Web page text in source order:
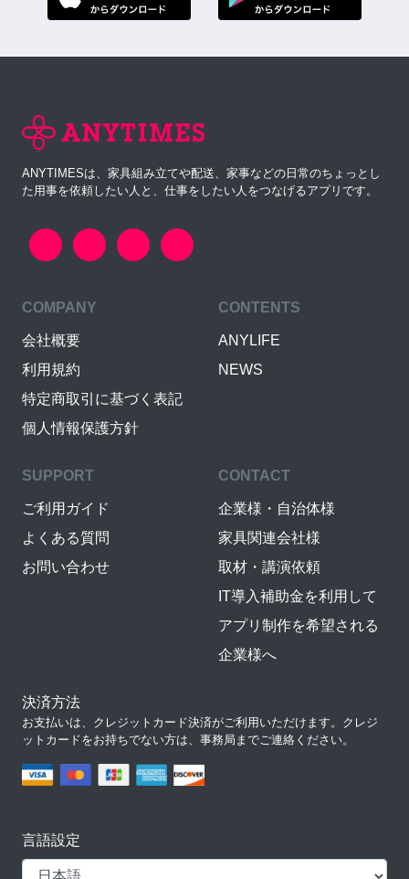
ANYTIMESは、家具組み立てや配送、家事などの日常のちょっとし
た用事を依頼したい人と、仕事をしたい人をつなげるアプリです。
COMPANY
会社概要
利用規約
特定商取引に基づく表記
個人情報保護方針
CONTENTS
ANYLIFE
NEWS
SUPPORT
ご利用ガイド
よくある質問
お問い合わせ
CONTACT
企業様・自治体様
家具関連会社様
取材・講演依頼
IT導入補助金を利用して
アプリ制作を希望される
企業様へ
決済方法
お支払いは、クレジットカード決済がご利用いただけます。クレジ
ットカードをお持ちでない方は、事務局までご連絡ください。
言語設定